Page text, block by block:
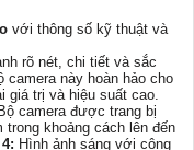
với thông số kỹ thuật và
rõ nét, chi tiết và sắc
camera này hoàn hảo cho
giá trị và hiệu suất cao.
camera được trang bị
trong khoảng cách lên đến
4: Hình ảnh sáng với công